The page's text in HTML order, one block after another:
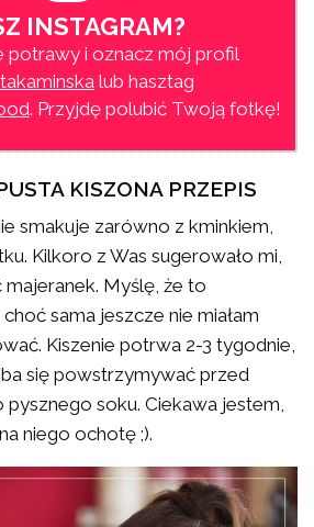
INSTAGRAM?
potrawy i oznacz mój profil
lub hasztag
. Przyjdę polubić Twoją fotkę!
KISZONA PRZEPIS
smakuje zarówno z kminkiem,
Kilkoro z Was sugerowało mi,
Myślę, że to
sama jeszcze nie miałam
Kiszenie potrwa 2-3 tygodnie,
się powstrzymywać przed
soku. Ciekawa jestem,
niego ochotę ;).